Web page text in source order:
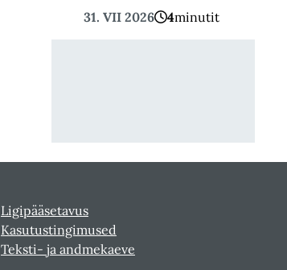
31. VII 2026 4minutit
Ligipääsetavus
Kasutustingimused
Teksti- ja andmekaeve